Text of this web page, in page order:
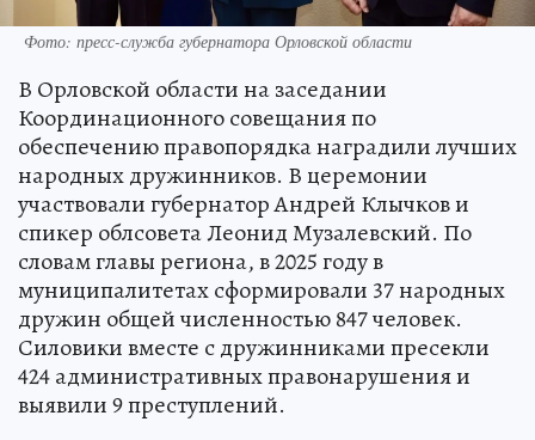
Фото: пресс-служба губернатора Орловской области
В Орловской области на заседании
Координационного совещания по
обеспечению правопорядка наградили лучших
народных дружинников. В церемонии
участвовали губернатор Андрей Клычков и
спикер облсовета Леонид Музалевский. По
словам главы региона, в 2025 году в
муниципалитетах сформировали 37 народных
дружин общей численностью 847 человек.
Силовики вместе с дружинниками пресекли
424 административных правонарушения и
выявили 9 преступлений.